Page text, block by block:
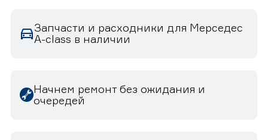
Запчасти и расходники для Мерседес
A-class в наличии
Начнем ремонт без ожидания и
очередей